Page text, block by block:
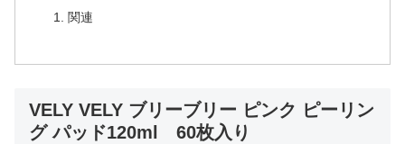
関連
VELY VELY ブリーブリー ピンク ピーリン
グ パッド120ml 60枚入り